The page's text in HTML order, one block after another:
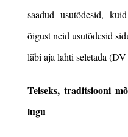
saadud usutõdesid,
õigust neid usutõdesid
läbi aja lahti seletada
Teiseks, traditsiooni
lugu